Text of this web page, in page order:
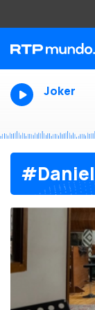
Joker